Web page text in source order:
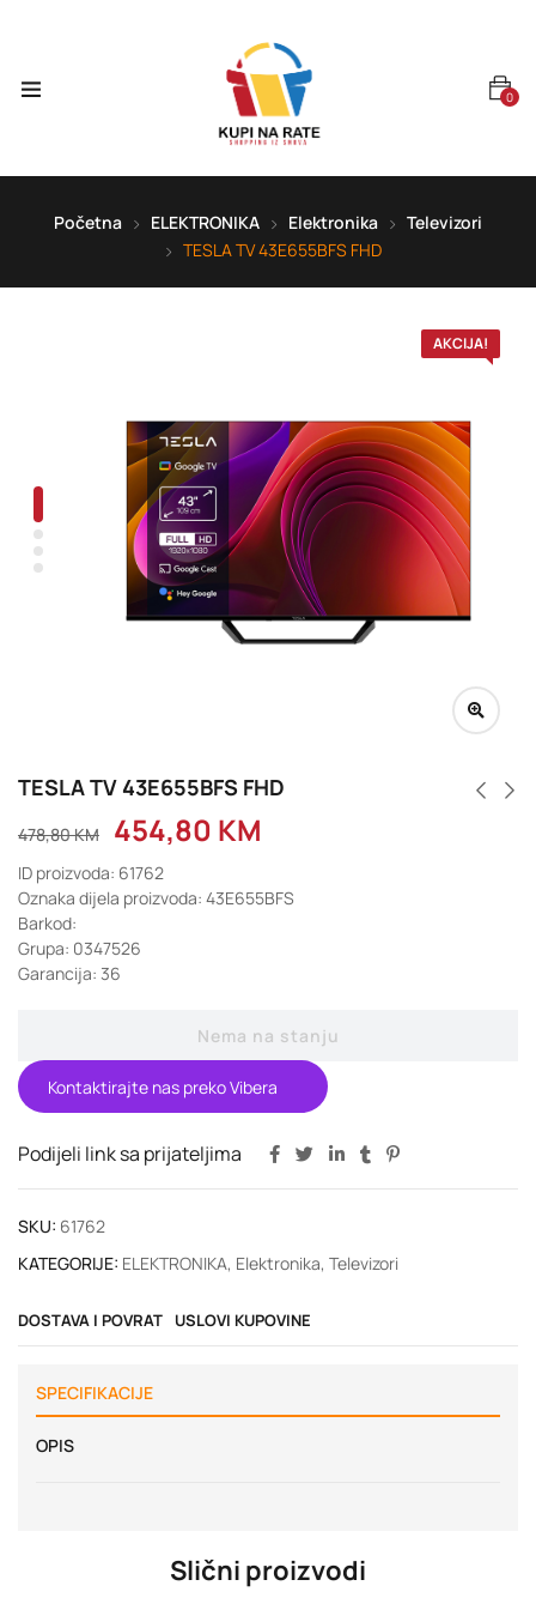
0
Početna ELEKTRONIKA Elektronika
Televizori
TESLA TV 43E655BFS FHD
AKCIJA!
TESLA TV 43E655BFS FHD
478,80KM 454,80 KM
ID proizvoda: 61762
Oznaka dijela proizvoda: 43E655BFS
Barkod:
Grupa: 0347526
Garancija: 36
Nema na stanju
Kontaktirajte nas preko Vibera
Podijeli link sa prijateljima
SKU: 61762
KATEGORIJE: ELEKTRONIKA, Elektronika, Televizori
DOSTAVA I POVRAT USLOVI KUPOVINE
SPECIFIKACIJE
OPIS
Slični proizvodi